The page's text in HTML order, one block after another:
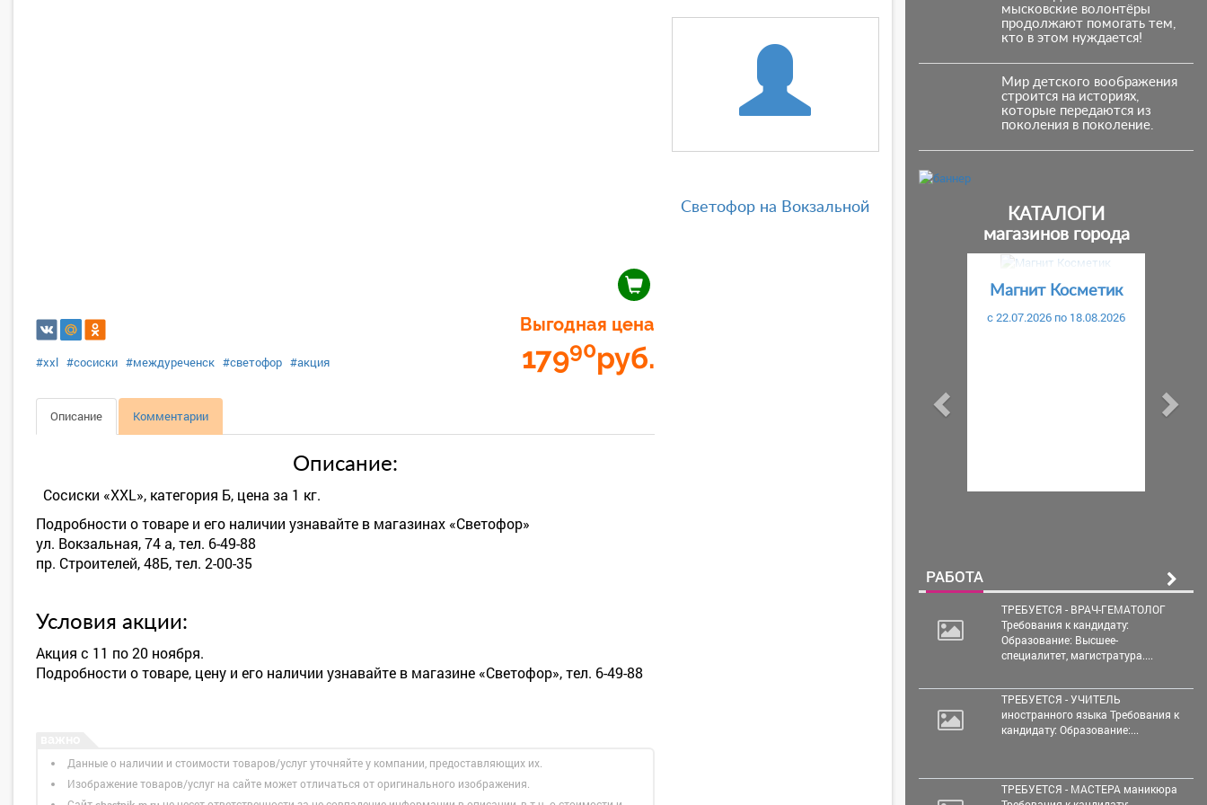
Выгодная цена
17990руб.
#xxl #сосиски #междуреченск #светофор #акция
Описание Комментарии
Описание:
Сосиски «XXL», категория Б, цена за 1 кг.
Подробности о товаре и его наличии узнавайте в магазинах «Светофор»
ул. Вокзальная, 74 а, тел. 6-49-88
пр. Строителей, 48Б, тел. 2-00-35
Условия акции:
Акция с 11 по 20 ноября.
Подробности о товаре, цену и его наличии узнавайте в магазине «Светофор», тел. 6-49-88
Данные о наличии и стоимости товаров/услуг уточняйте у компании, предоставляющих их.
Изображение товаров/услуг на сайте может отличаться от оригинального изображения.
Светофор на Вокзальной
мысковские волонтёры
продолжают помогать тем,
кто в этом нуждается!
Мир детского воображения
строится на историях,
которые передаются из
поколения в поколение.
КАТАЛОГИ
магазинов города
Магнит Косметик
c 22.07.2026 по 18.08.2026
Предыдущий
РАБОТА
ТРЕБУЕТСЯ - ВРАЧ-ГЕМАТОЛОГ
Требования к кандидату:
Образование: Высшее-
специалитет, магистратура....
ТРЕБУЕТСЯ - УЧИТЕЛЬ
иностранного языка Требования к
кандидату: Образование:...
ТРЕБУЕТСЯ - МАСТЕРА маникюра